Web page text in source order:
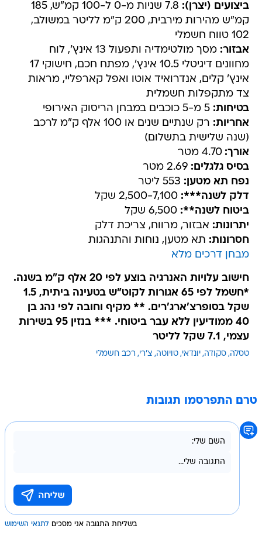
ביצועים (יצרן):
7.8 שניות מ-0 ל-100 קמ"ש, 185
קמ"ש מהירות מירבית, 200 ק"מ לליטר במשולב,
102 טווח חשמלי
אבזור:
מסך מולטימדיה ותפעול 13 אינץ', לוח
מחוונים דיגיטלי 10.5 אינץ', מפתח חכם, חישוקי 17
אינץ' קלים, אנדרואיד אוטו ואפל קארפליי, מראות
צד מתקפלות חשמלית
בטיחות: 5 מ-5 כוכבים במבחן הריסוק האירופי
אחריות:
רק שנתיים שנים או 100 אלף ק"מ לרכב
(שנה שלישית בתשלום)
אורך: 4.70 מטר
בסיס גלגלים: 2.69 מטר
נפח תא מטען:
דלק לשנה***: 2,500-7,100 שקל
ביטוח לשנה**: 6,500 שקל
יתרונות: אבזור, מרווח, צריכת דלק
חסרונות: תא מטען, נוחות והתנהגות
מבחן דרכים מלא
חישוב עלויות האנרגיה בוצע לפי 20 אלף ק"מ בשנה.
*חשמל לפי 65 אגורות לקוט"ש בטעינה ביתית, 1.5
שקל בסופרצ'ארג'רים. ** מקיף וחובה לפי נהג בן
40 ממודיעין ללא עבר ביטוחי. *** בנזין 95 בשירות
עצמי, 7.1 שקל
לליטר
טסלה סקודה יונדאי טויוטה צ'רי רכב חשמלי
טרם התפרסמו תגובות
בשליחת התגובה אני מסכים לתנאי השימוש